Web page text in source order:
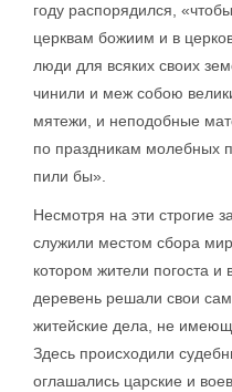
году распорядился,
церквам божиим и в
люди для всяких своих
чинили и меж собою
мятежи, и неподобные
по праздникам молебных
пили бы».
Несмотря на эти строгие
служили местом сбора
котором жители погоста и
деревень решали свои
житейские дела, не
Здесь происходили
оглашались царские и